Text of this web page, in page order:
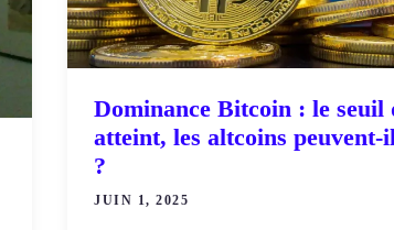
Dominance Bitcoin : le seuil
atteint, les altcoins
?
JUIN 1, 2025